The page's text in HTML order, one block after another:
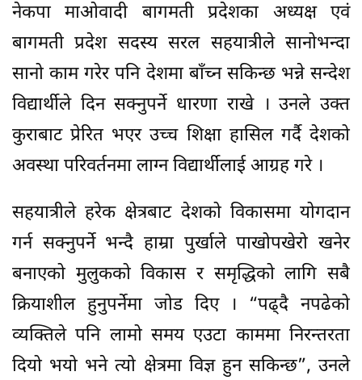
नेकपा माओवादी बागमती प्रदेशका अध्यक्ष एवं
बागमती प्रदेश सदस्य सरल सहयात्रीले सानोभन्दा
सानो काम गरेर पनि देशमा बाँच्न सकिन्छ भन्ने सन्देश
विद्यार्थीले दिन सक्नुपर्ने धारणा राखे । उनले उक्त
कुराबाट प्रेरित भएर उच्च शिक्षा हासिल गर्दै देशको
अवस्था परिवर्तनमा लाग्न विद्यार्थीलाई आग्रह गरे ।
सहयात्रीले हरेक क्षेत्रबाट देशको विकासमा योगदान
गर्न सक्नुपर्ने भन्दै हाम्रा पुर्खाले पाखोपखेरो खनेर
बनाएको मुलुकको विकास र समृद्धिको लागि सबै
क्रियाशील हुनुपर्नेमा जोड दिए । “पढ्दै नपढेको
व्यक्तिले पनि लामो समय एउटा काममा निरन्तरता
दियो भयो भने त्यो क्षेत्रमा विज्ञ हुन सकिन्छ”, उनले